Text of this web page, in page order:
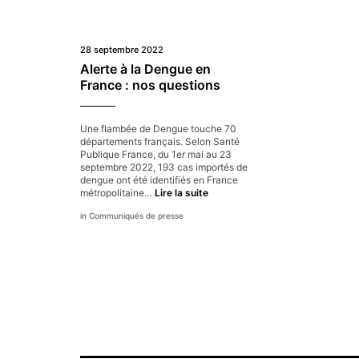
28 septembre 2022
Alerte à la Dengue en
France : nos questions
Une flambée de Dengue touche 70
départements français. Selon Santé
Publique France, du 1er mai au 23
septembre 2022, 193 cas importés de
dengue ont été identifiés en France
métropolitaine… Lire la suiteAlerte
Communiqués de presse